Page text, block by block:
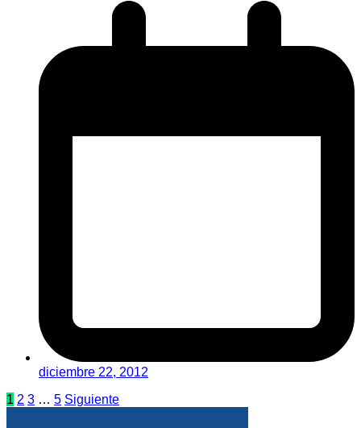
diciembre 22, 2012
Paginación
1 2 3 … 5 Siguiente